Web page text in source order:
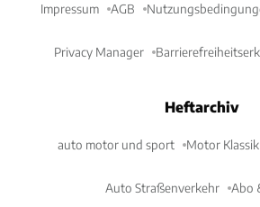
Impressum AGB
Privacy Manager
Heftarchiv
auto motor und sport Motor Klassik
Auto Straßenverkehr Abo